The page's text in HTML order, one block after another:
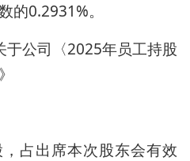
的0.2931%。
于公司〈2025年员工持股
占出席本次股东会有效